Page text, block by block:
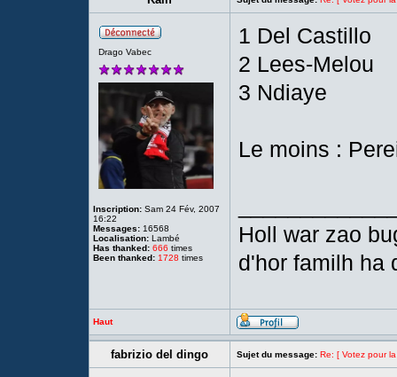
Drago Vabec
Inscription: Sam 24 Fév, 2007
16:22
Messages: 16568
Localisation: Lambé
Has thanked: 666 times
Been thanked: 1728 times
1 Del Castillo
2 Lees-Melou
3 Ndiaye
Le moins :
Holl war zao
d'hor familh ha
Haut
fabrizio del dingo Sujet du message: Re: [ Votez pour